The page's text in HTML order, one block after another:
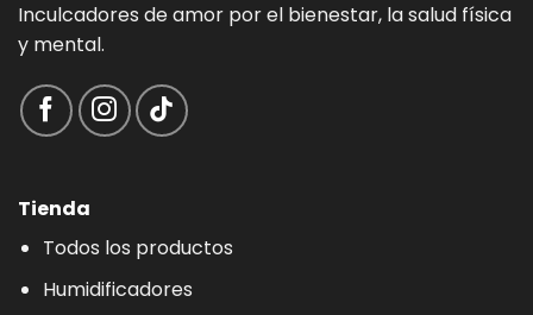
Inculcadores de amor por el bienestar, la salud física
y mental.
Tienda
Todos los productos
Humidificadores